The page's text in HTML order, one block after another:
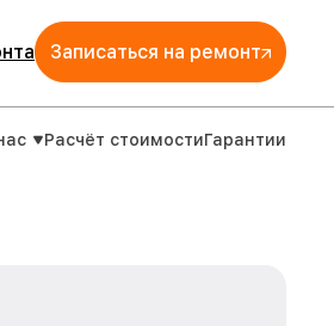
Записаться на ремонт
Расчёт стоимостиГарантии